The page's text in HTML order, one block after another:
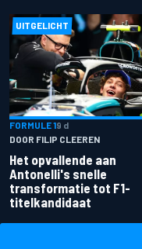
UITGELICHT
FORMULE 19 d
DOOR FILIP CLEEREN
Het opvallende aan
Antonelli's snelle
transformatie tot F1-
titelkandidaat